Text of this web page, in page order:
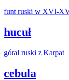
funt ruski w XVI-
hucuł
góral ruski z Karpat
cebula